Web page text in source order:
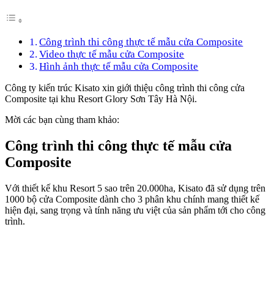
Công trình thi công thực tế mẫu cửa Composite
Video thực tế mẫu cửa Composite
Hình ảnh thực tế mẫu cửa Composite
Công ty kiến trúc Kisato xin giới thiệu công trình thi công cửa
Composite tại khu Resort Glory Sơn Tây Hà Nội.
Mời các bạn cùng tham khảo:
Công trình thi công thực tế mẫu cửa
Composite
Với thiết kế khu Resort 5 sao trên 20.000ha, Kisato đã sử dụng trên
1000 bộ cửa Composite dành cho 3 phân khu chính mang thiết kế
hiện đại, sang trọng và tính năng ưu việt của sản phẩm tới cho công
trình.